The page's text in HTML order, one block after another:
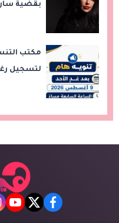
بقضية
مكتب
لتسجيل
facebook
twitter